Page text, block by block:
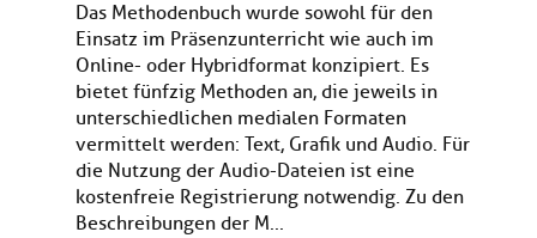
Das Methodenbuch wurde sowohl für den
Einsatz im Präsenzunterricht wie auch im
Online- oder Hybridformat konzipiert. Es
bietet fünfzig Methoden an, die jeweils in
unterschiedlichen medialen Formaten
vermittelt werden: Text, Grafik und Audio. Für
die Nutzung der Audio-Dateien ist eine
kostenfreie Registrierung notwendig. Zu den
Beschreibungen der M...